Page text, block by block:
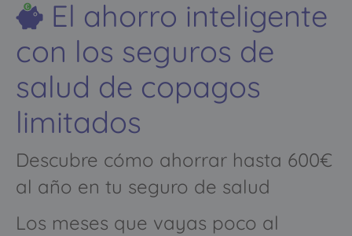
El ahorro inteligente
con los seguros de
salud de copagos
limitados
Descubre cómo ahorrar hasta 600€
al año en tu seguro de salud
Los meses que vayas poco al